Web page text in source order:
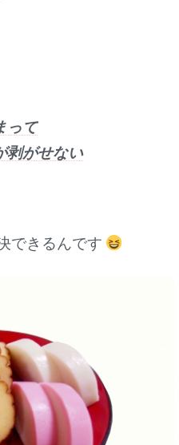
って
剥がせない
できるんです